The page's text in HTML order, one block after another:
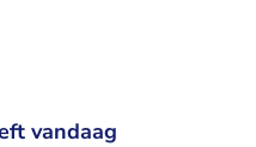
vandaag